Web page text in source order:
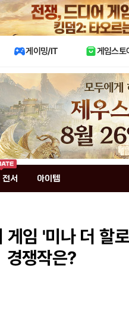
게이밍/IT 게임스토
전서 아이템
게임 '미나 더 할
경쟁작은?